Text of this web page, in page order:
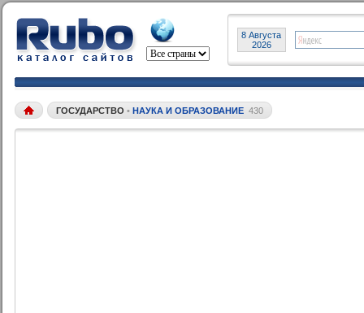
8 Августа
2026
ГОСУДАРСТВО • НАУКА И ОБРАЗОВАНИЕ 430